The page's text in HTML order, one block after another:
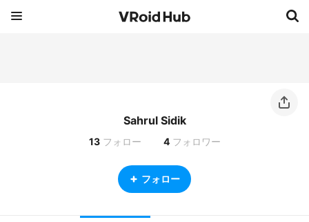
Sahrul Sidik
13 フォロー 4 フォロワー
フォロー